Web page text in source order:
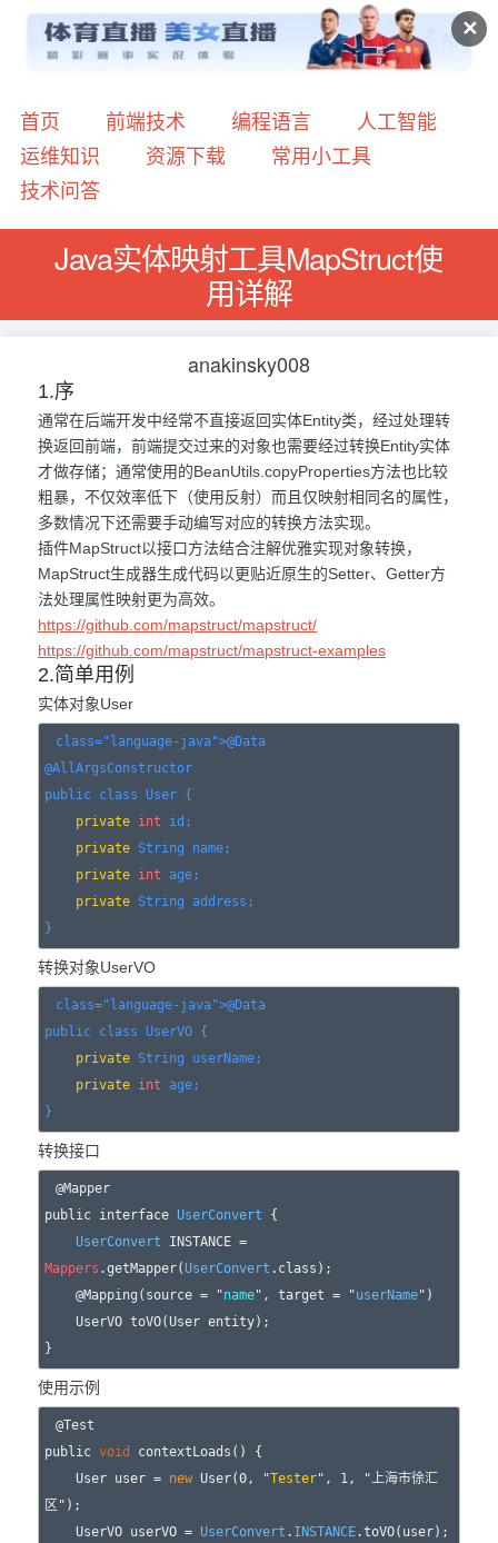
✕
首页 前端技术 编程语言
人工智能
运维知识
资源下载
常用小工具
技术问答
Java实体映射工具MapStruct使
用详解
anakinsky008
1.序
通常在后端开发中经常不直接返回实体Entity类，经过处理转
换返回前端，前端提交过来的对象也需要经过转换Entity实体
才做存储；通常使用的BeanUtils.copyProperties方法也比较
粗暴，不仅效率低下（使用反射）而且仅映射相同名的属性，
多数情况下还需要手动编写对应的转换方法实现。
插件MapStruct以接口方法结合注解优雅实现对象转换，
MapStruct生成器生成代码以更贴近原生的Setter、Getter方
法处理属性映射更为高效。
https://github.com/mapstruct/mapstruct/
https://github.com/mapstruct/mapstruct-examples
2.简单用例
实体对象User
class="language-java">@Data
@AllArgsConstructor
public class User {
private int id;
private String name;
private int age;
private String address;
转换对象UserVO
class="language-java">@Data
public class UserVO {
private String userName;
private int age;
转换接口
@Mapper
public interface UserConvert {
UserConvert
Mappers .getMapper( UserConvert .class);
    @Mapping(source = "
name", target = "userName")
使用示例
@Test
public void
contextLoads() {
    User user =
new User(0, "Tester", 1, "上海市徐汇
区");
    UserVO userVO =
UserConvert . INSTANCE.toVO(user);